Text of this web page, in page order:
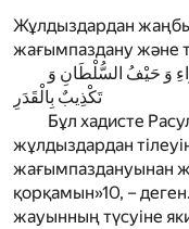
Жұлдыздардан
жағымпаздану және
وَ حَيْفُ السُّلْطَانِ وَ
تَكْذِيبٌ بِالْقَدَرِ
Бұл хадисте
жұлдыздардан
жағымпаздануынан
қорқамын»10, –
жауынның түсуіне